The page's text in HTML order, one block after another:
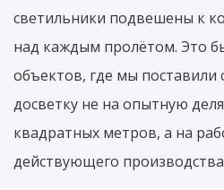
светильники подвешены к
над каждым пролётом. Это
объектов, где мы поставили
досветку не на опытную
квадратных метров, а на
действующего